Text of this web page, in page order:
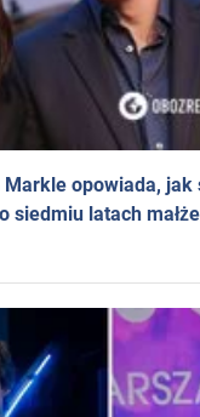
opowiada, jak
siedmiu latach